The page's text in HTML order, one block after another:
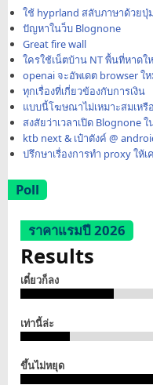
ใช้ hyprland สลับภาษาด้วยปุ่
ปัญหาในว็บ Blognone
Great fire wall
ใครใช้เน็ตบ้าน NT พื้นที่หาด
openai จะอัพเดต browser ให
ทุกเรื่องที่เกี่ยวข้องกับการเงิน
แบบนี้โฆษณาไม่เหมาะสมเหรื
สงสัยว่าเวลาเปิด Blognone
ktb next & เป๋าตังค์ @
ปรึกษาเรื่องการทำ proxy ให้
Poll
ราคาแรมปี 2026
Results
เดี๋ยวก็ลง
เท่านี้ล่ะ
ขึ้นไม่หยุด